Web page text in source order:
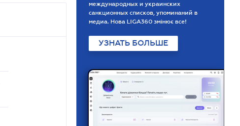
международных и украинских
санкционных списков, упоминаний в
медиа. Нова LIGA360 змінює все!
УЗНАТЬ БОЛЬШЕ